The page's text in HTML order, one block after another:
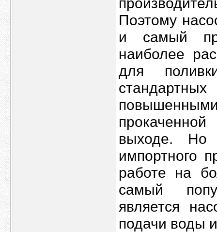
Поэтому
и самый
наиболее
для
выходе. Но
импортного
работе на
самый
является
подачи воды